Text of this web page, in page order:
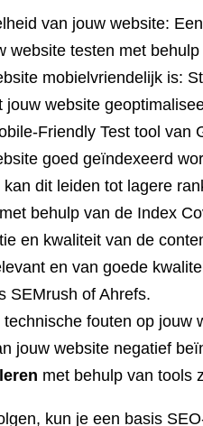
van jouw website:
website testen met
mobielvriendelijk is:
jouw website
Friendly Test tool van
goed geïndexeerd
dit leiden tot lagere
behulp van de Index
en kwaliteit van de
en van goede
SEMrush of Ahrefs.
fouten op
jouw website negatief
met behulp van tools
kun je een basis